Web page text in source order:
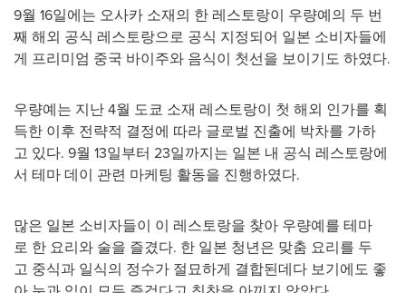
9월 16일에는 오사카 소재의 한 레스토랑이 우량예의 두 번
째 해외 공식 레스토랑으로 공식 지정되어 일본 소비자들에
게 프리미엄 중국 바이주와 음식이 첫선을 보이기도 하였다.
우량예는 지난 4월 도쿄 소재 레스토랑이 첫 해외 인가를 획
득한 이후 전략적 결정에 따라 글로벌 진출에 박차를 가하
고 있다. 9월 13일부터 23일까지는 일본 내 공식 레스토랑에
서 테마 데이 관련 마케팅 활동을 진행하였다.
많은 일본 소비자들이 이 레스토랑을 찾아 우량예를 테마
로 한 요리와 술을 즐겼다. 한 일본 청년은 맞춤 요리를 두
고 중식과 일식의 정수가 절묘하게 결합된데다 보기에도 좋